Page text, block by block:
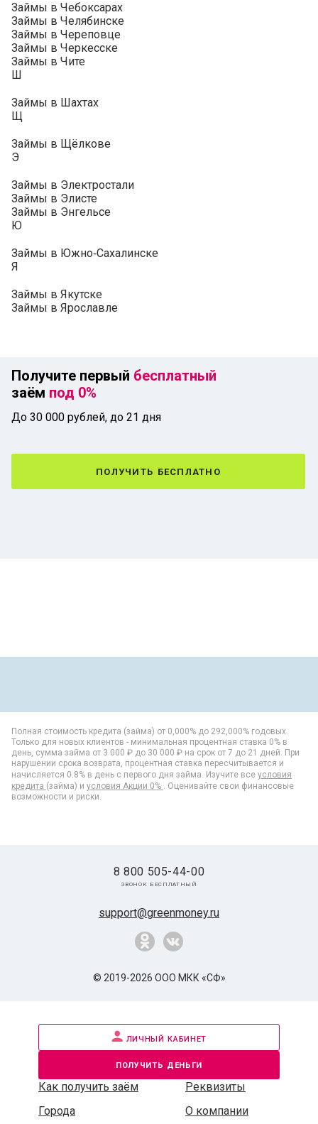
Займы в Чебоксарах
Займы в Челябинске
Займы в Череповце
Займы в Черкесске
Займы в Чите
Ш
Займы в Шахтах
Щ
Займы в Щёлкове
Э
Займы в Электростали
Займы в Элисте
Займы в Энгельсе
Ю
Займы в Южно‑Сахалинске
Я
Займы в Якутске
Займы в Ярославле
Получите первый бесплатный
заём под 0%
До 30 000 рублей, до 21 дня
получить бесплатно
Полная стоимость кредита (займа) от 0,000% до 292,000% годовых.
Только для новых клиентов - минимальная процентная ставка 0% в
день, сумма займа от 3 000 ₽ до 30 000 ₽ на срок от 7 до 21 дней. При
нарушении срока возврата, процентная ставка пересчитывается и
начисляется 0.8% в день с первого дня займа. Изучите все условия
кредита (займа) и условия Акции 0% . Оценивайте свои финансовые
возможности и риски.
© 2019-2026 ООО МКК «СФ»
support@greenmoney.ru
8 800 505-44-00
звонок бесплатный
личный кабинет
получить деньги
Как получить заём
Реквизиты
Города
О компании